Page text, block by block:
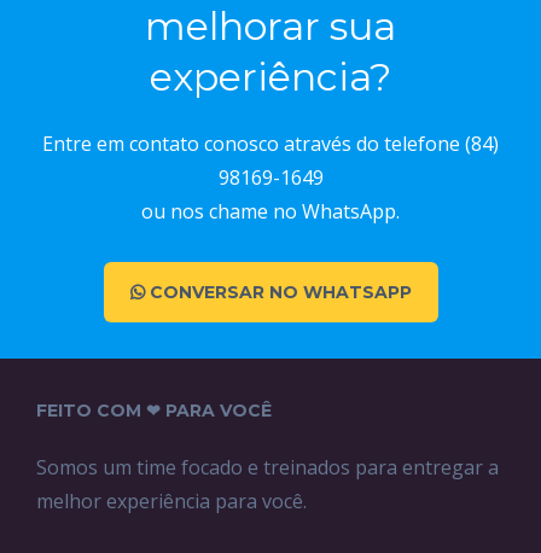
melhorar sua
experiência?
Entre em contato conosco através do telefone (84)
98169-1649
ou nos chame no WhatsApp.
CONVERSAR NO WHATSAPP
FEITO COM ❤ PARA VOCÊ
Somos um time focado e treinados para entregar a
melhor experiência para você.